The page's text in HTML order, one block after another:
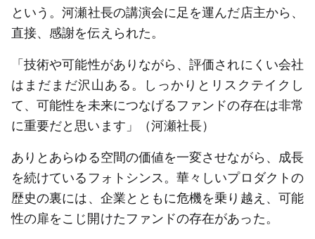
という。河瀬社長の講演会に足を運んだ店主から、
直接、感謝を伝えられた。
「技術や可能性がありながら、評価されにくい会社
はまだまだ沢山ある。しっかりとリスクテイクし
て、可能性を未来につなげるファンドの存在は非常
に重要だと思います」（河瀬社長）
ありとあらゆる空間の価値を一変させながら、成長
を続けているフォトシンス。華々しいプロダクトの
歴史の裏には、企業とともに危機を乗り越え、可能
性の扉をこじ開けたファンドの存在があった。